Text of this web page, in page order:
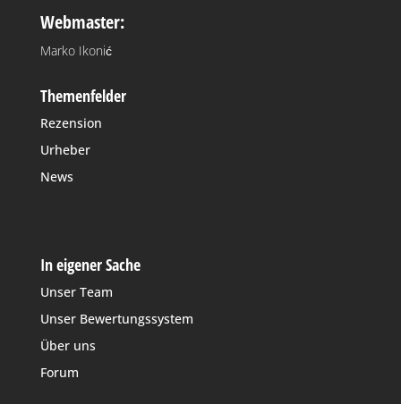
Webmaster:
Marko Ikonić
Themenfelder
Rezension
Urheber
News
In eigener Sache
Unser Team
Unser Bewertungssystem
Über uns
Forum